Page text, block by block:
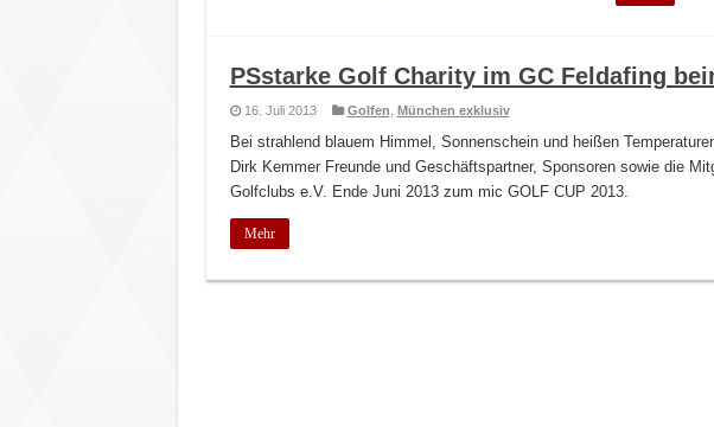
PSstarke Golf Charity im GC Feldafing
16. Juli 2013 Golfen München exklusiv
Bei strahlend blauem Himmel, Sonnenschein und heißen
Dirk Kemmer Freunde und Geschäftspartner, Sponsoren sowie die
Golfclubs e.V. Ende Juni 2013 zum mic GOLF CUP 2013.
Mehr